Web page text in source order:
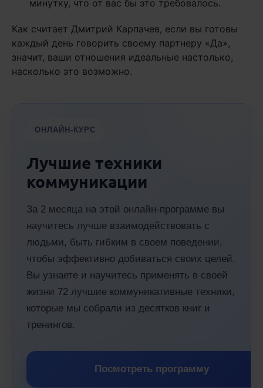
минутку, что от вас бы это требовалось.
Как считает Дмитрий Карпачев, если вы готовы
каждый день говорить своему партнеру «Да»,
значит, ваши отношения идеальные настолько,
насколько это возможно.
ОНЛАЙН-КУРС
Лучшие техники
коммуникации
За 2 месяца на этой онлайн-программе вы
научитесь лучше взаимодействовать с
людьми, быть гибким в своем поведении,
чтобы эффективно добиваться своих целей.
Вы узнаете и научитесь применять в своей
жизни 72 лучшие коммуникативные техники,
которые мы собрали из десятков книг и
тренингов.
Посмотреть программу